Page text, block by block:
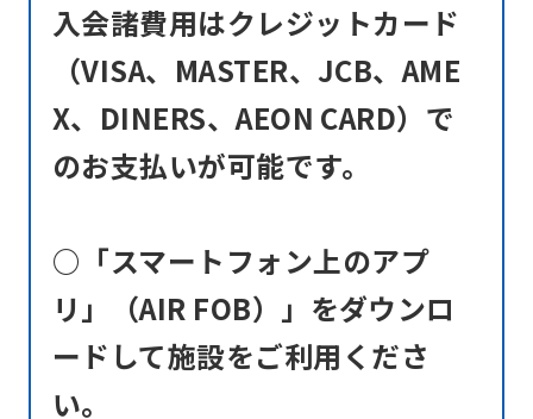
入会諸費用はクレジットカード
（VISA、MASTER、JCB、AME
X、DINERS、AEON CARD）で
のお支払いが可能です。
○「スマートフォン上のアプ
リ」（AIR FOB）」をダウンロ
ードして施設をご利用くださ
い。